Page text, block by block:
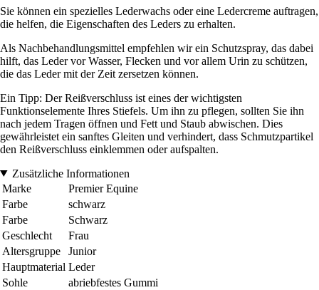
Sie können ein spezielles Lederwachs oder eine Ledercreme auftragen,
die helfen, die Eigenschaften des Leders zu erhalten.
Als Nachbehandlungsmittel empfehlen wir ein Schutzspray, das dabei
hilft, das Leder vor Wasser, Flecken und vor allem Urin zu schützen,
die das Leder mit der Zeit zersetzen können.
Ein Tipp: Der Reißverschluss ist eines der wichtigsten
Funktionselemente Ihres Stiefels. Um ihn zu pflegen, sollten Sie ihn
nach jedem Tragen öffnen und Fett und Staub abwischen. Dies
gewährleistet ein sanftes Gleiten und verhindert, dass Schmutzpartikel
den Reißverschluss einklemmen oder aufspalten.
Zusätzliche Informationen
Marke
Premier Equine
Farbe
schwarz
Farbe
Schwarz
Geschlecht
Frau
Altersgruppe
Junior
Hauptmaterial Leder
Sohle
abriebfestes Gummi